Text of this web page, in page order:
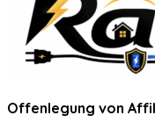
Offenlegung von